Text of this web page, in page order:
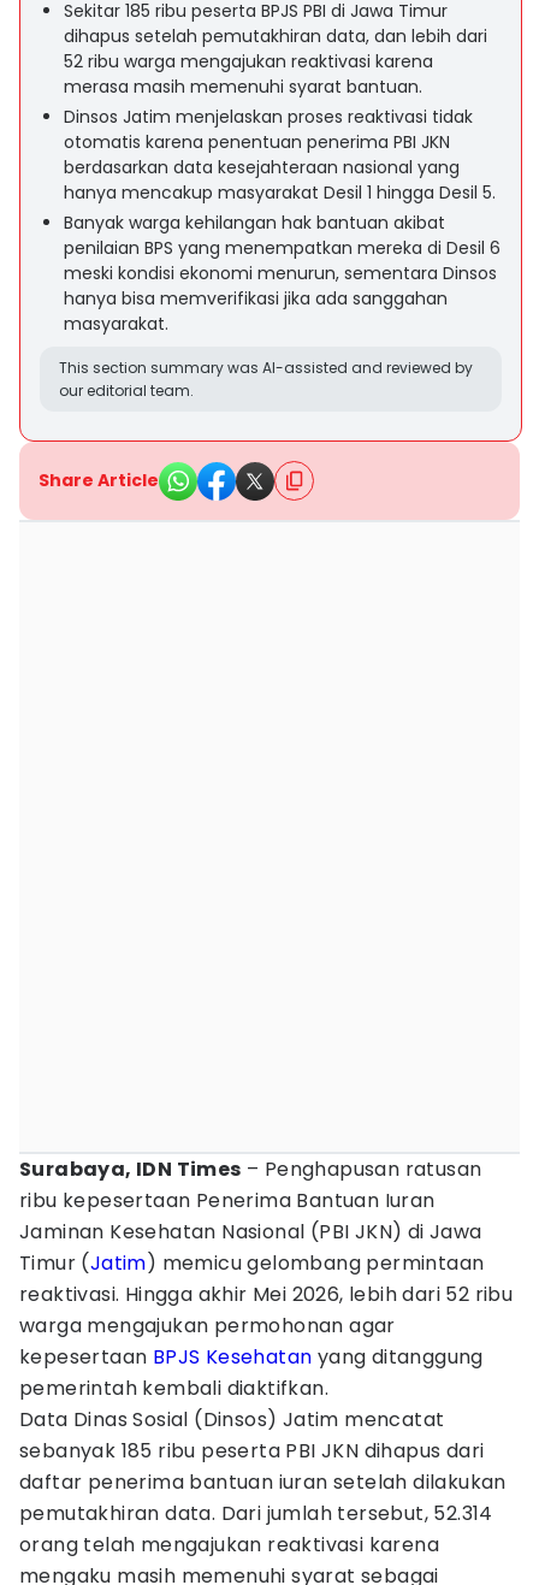
Sekitar 185 ribu peserta BPJS PBI di Jawa Timur
dihapus setelah pemutakhiran data, dan lebih dari
52 ribu warga mengajukan reaktivasi karena
merasa masih memenuhi syarat bantuan.
Dinsos Jatim menjelaskan proses reaktivasi tidak
otomatis karena penentuan penerima PBI JKN
berdasarkan data kesejahteraan nasional yang
hanya mencakup masyarakat Desil 1 hingga Desil 5.
Banyak warga kehilangan hak bantuan akibat
penilaian BPS yang menempatkan mereka di Desil 6
meski kondisi ekonomi menurun, sementara Dinsos
hanya bisa memverifikasi jika ada sanggahan
masyarakat.
This section summary was AI-assisted and reviewed by
our editorial team.
Share Article
Surabaya, IDN Times – Penghapusan ratusan
ribu kepesertaan Penerima Bantuan Iuran
Jaminan Kesehatan Nasional (PBI JKN) di Jawa
Timur (Jatim) memicu gelombang permintaan
reaktivasi. Hingga akhir Mei 2026, lebih dari 52 ribu
warga mengajukan permohonan agar
kepesertaan BPJS Kesehatan yang ditanggung
pemerintah kembali diaktifkan.
Data Dinas Sosial (Dinsos) Jatim mencatat
sebanyak 185 ribu peserta PBI JKN dihapus dari
daftar penerima bantuan iuran setelah dilakukan
pemutakhiran data. Dari jumlah tersebut, 52.314
orang telah mengajukan reaktivasi karena
mengaku masih memenuhi syarat sebagai